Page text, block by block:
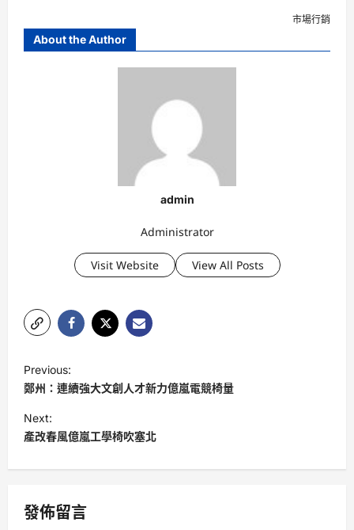
市場行銷
About the Author
admin
Administrator
Visit Website View All Posts
o
s
t
v
Previous:
鄭州：連續強大文創人才新力億嵐電競椅量
Next:
產改春風億嵐工學椅吹塞北
發佈留言